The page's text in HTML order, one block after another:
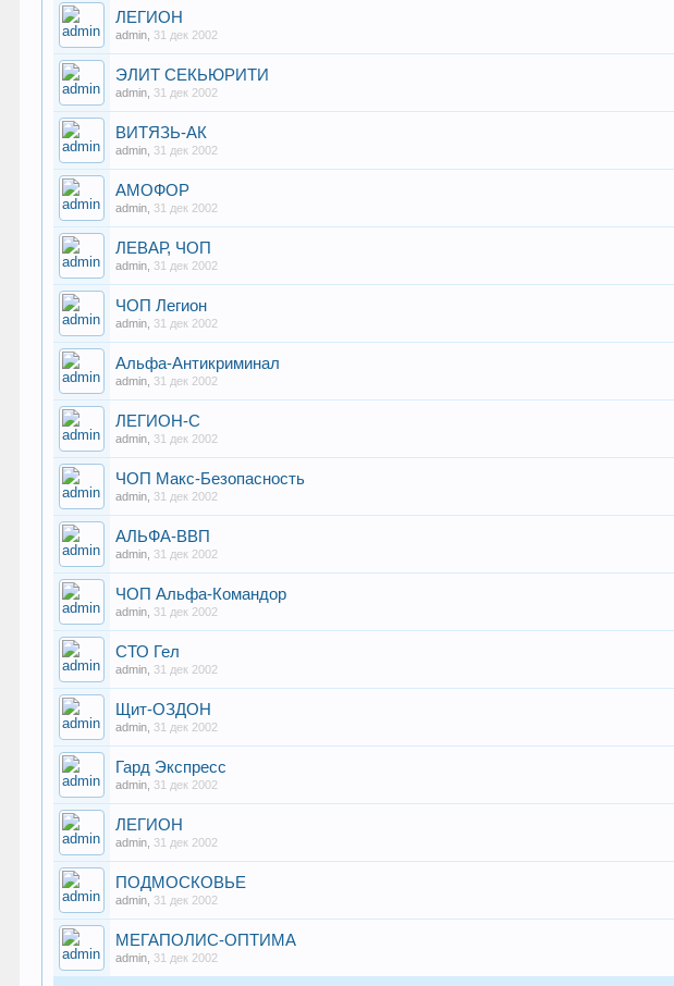
ЛЕГИОН
admin 31 дек 2002
ЭЛИТ СЕКЬЮРИТИ
admin 31 дек 2002
ВИТЯЗЬ-АК
admin 31 дек 2002
АМОФОР
admin 31 дек 2002
ЛЕВАР, ЧОП
admin 31 дек 2002
ЧОП Легион
admin 31 дек 2002
Альфа-Антикриминал
admin 31 дек 2002
ЛЕГИОН-С
admin 31 дек 2002
ЧОП Макс-Безопасность
admin 31 дек 2002
АЛЬФА-ВВП
admin 31 дек 2002
ЧОП Альфа-Командор
admin 31 дек 2002
СТО Гел
admin 31 дек 2002
Щит-ОЗДОН
admin 31 дек 2002
Гард Экспресс
admin 31 дек 2002
ЛЕГИОН
admin 31 дек 2002
ПОДМОСКОВЬЕ
admin 31 дек 2002
МЕГАПОЛИС-ОПТИМА
admin 31 дек 2002